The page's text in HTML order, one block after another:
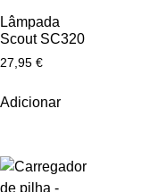
Lâmpada
Scout SC320
27,95 €
Adicionar